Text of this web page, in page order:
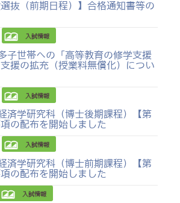
選抜（前期日程）】合格通知書等の
入試情報
子世帯への「高等教育の修学支援
援の拡充（授業料無償化）につい
入試情報
済学研究科（博士後期課程）【第
の配布を開始しました
入試情報
済学研究科（博士前期課程）【第
の配布を開始しました
入試情報